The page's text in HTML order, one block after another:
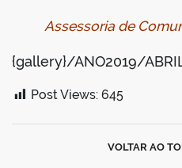
Assessoria de
{gallery}/ANO2019/
Post Views: 645
VOLTAR AO